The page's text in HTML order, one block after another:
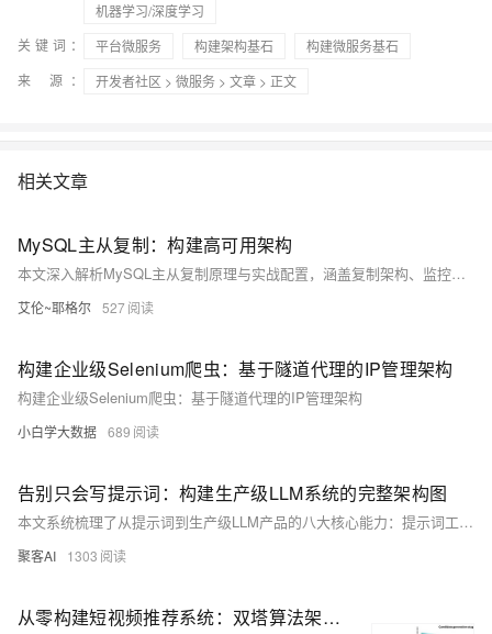
机器学习/深度学习
关键词：
平台微服务 构建架构基石
构建微服务基石
来 源：
开发者社区 > 微服务 > 文章 > 正文
相关文章
MySQL主从复制：构建高可用架构
本文深入解析MySQL主从复制原理与实战配置，涵盖复制架构、监控管理、高可用设计及性能优化，助你构建企业级数据库高可用方案。
艾伦~耶格尔 527
构建企业级Selenium爬虫：基于隧道代理的IP管理架构
构建企业级Selenium爬虫：基于隧道代理的IP管理架构
小白学大数据 689
告别只会写提示词：构建生产级LLM系统的完整架构图​
本文系统梳理了从提示词到生产级LLM产品的八大核心能力：提示词工程、上下文工程、微调、RAG、智能体开发、部署、优化与可观测性，助你构建可落地、可迭代的AI产品体系。
聚客AI 1303
从零构建短视频推荐系统：双塔算法架构解析与代码实现